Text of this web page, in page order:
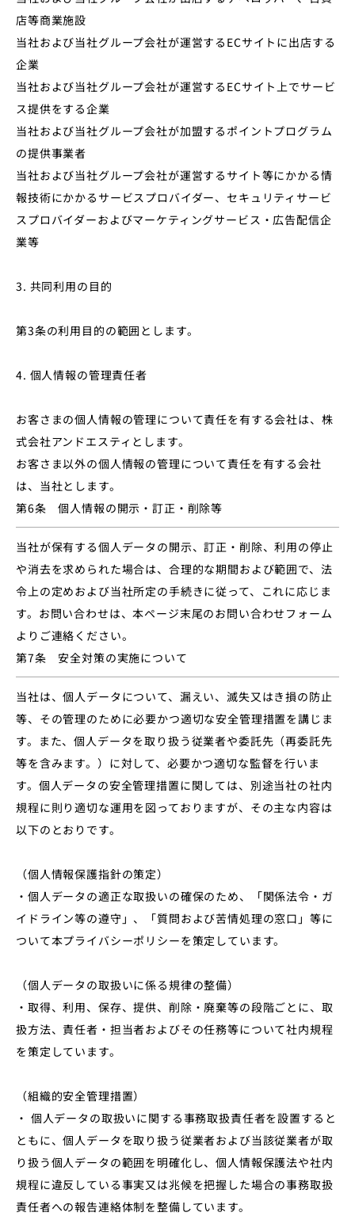
店等商業施設
当社および当社グループ会社が運営するECサイトに出店する
企業
当社および当社グループ会社が運営するECサイト上でサービ
ス提供をする企業
当社および当社グループ会社が加盟するポイントプログラム
の提供事業者
当社および当社グループ会社が運営するサイト等にかかる情
報技術にかかるサービスプロバイダー、セキュリティサービ
スプロバイダーおよびマーケティングサービス・広告配信企
業等
3. 共同利用の目的
第3条の利用目的の範囲とします。
4. 個人情報の管理責任者
お客さまの個人情報の管理について責任を有する会社は、株
式会社アンドエスティとします。
お客さま以外の個人情報の管理について責任を有する会社
は、当社とします。
第6条 個人情報の開示・訂正・削除等
当社が保有する個人データの開示、訂正・削除、利用の停止
や消去を求められた場合は、合理的な期間および範囲で、法
令上の定めおよび当社所定の手続きに従って、これに応じま
す。お問い合わせは、本ページ末尾のお問い合わせフォーム
よりご連絡ください。
第7条 安全対策の実施について
当社は、個⼈データについて、漏えい、滅失⼜はき損の防⽌
等、その管理のために必要かつ適切な安全管理措置を講じま
す。また、個⼈データを取り扱う従業者や委託先（再委託先
等を含みます。）に対して、必要かつ適切な監督を⾏いま
す。個⼈データの安全管理措置に関しては、別途当社の社内
規程に則り適切な運用を図っておりますが、その主な内容は
以下のとおりです。
（個⼈情報保護指針の策定）
・個⼈データの適正な取扱いの確保のため、「関係法令・ガ
イドライン等の遵守」、「質問および苦情処理の窓⼝」等に
ついて本プライバシーポリシーを策定しています。
（個⼈データの取扱いに係る規律の整備）
・取得、利⽤、保存、提供、削除・廃棄等の段階ごとに、取
扱⽅法、責任者・担当者およびその任務等について社内規程
を策定しています。
（組織的安全管理措置）
・ 個⼈データの取扱いに関する事務取扱責任者を設置すると
ともに、個⼈データを取り扱う従業者および当該従業者が取
り扱う個⼈データの範囲を明確化し、個⼈情報保護法や社内
規程に違反している事実⼜は兆候を把握した場合の事務取扱
責任者への報告連絡体制を整備しています。